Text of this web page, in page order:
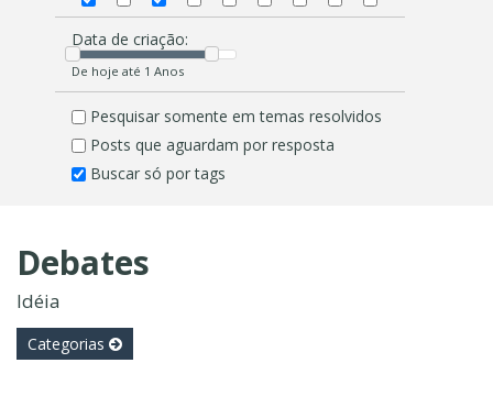
Data de criação:
De hoje até 1 Anos
Pesquisar somente em temas resolvidos
Posts que aguardam por resposta
Buscar só por tags
Debates
Idéia
Categorias